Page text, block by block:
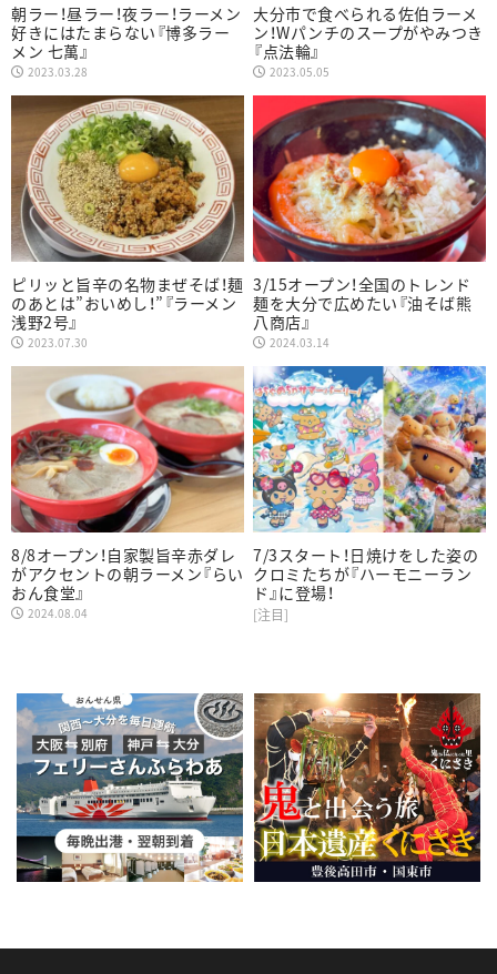
朝ラー！昼ラー！夜ラー！ラーメン
好きにはたまらない『博多ラー
メン 七萬』
2023.03.28
大分市で食べられる佐伯ラーメ
ン！Wパンチのスープがやみつき
『点法輪』
2023.05.05
ピリッと旨辛の名物まぜそば！麺
のあとは”おいめし！”『ラーメン
浅野2号』
2023.07.30
3/15オープン！全国のトレンド
麺を大分で広めたい『油そば熊
八商店』
2024.03.14
8/8オープン！自家製旨辛赤ダレ
がアクセントの朝ラーメン『らい
おん食堂』
2024.08.04
7/3スタート！日焼けをした姿の
クロミたちが『ハーモニーラン
ド』に登場！
[注目]